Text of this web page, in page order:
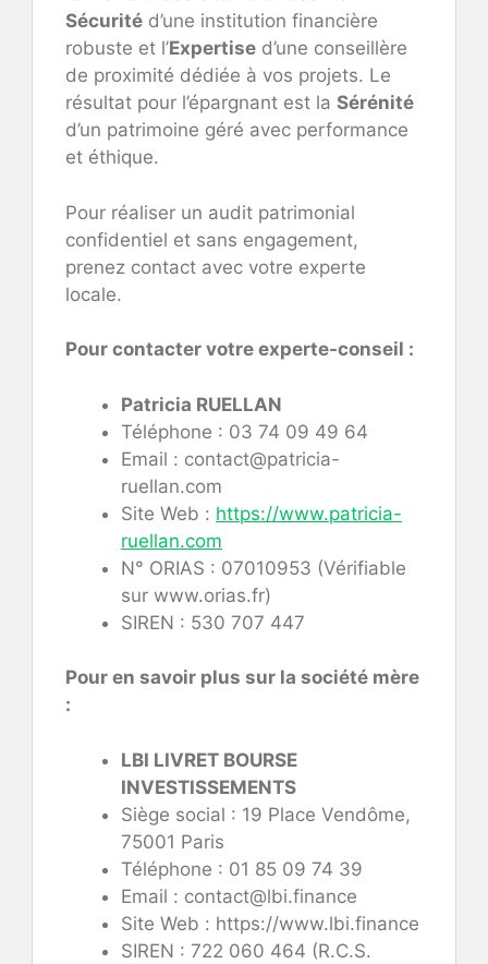
Sécurité d’une institution financière
robuste et l’Expertise d’une conseillère
de proximité dédiée à vos projets. Le
résultat pour l’épargnant est la Sérénité
d’un patrimoine géré avec performance
et éthique.
Pour réaliser un audit patrimonial
confidentiel et sans engagement,
prenez contact avec votre experte
locale.
Pour contacter votre experte-conseil :
Patricia RUELLAN
Téléphone : 03 74 09 49 64
Email : contact@patricia-
ruellan.com
Site Web : https://www.patricia-
ruellan.com
N° ORIAS : 07010953 (Vérifiable
sur www.orias.fr)
SIREN : 530 707 447
Pour en savoir plus sur la société mère
:
LBI LIVRET BOURSE
INVESTISSEMENTS
Siège social : 19 Place Vendôme,
75001 Paris
Téléphone : 01 85 09 74 39
Email : contact@lbi.finance
Site Web : https://www.lbi.finance
SIREN : 722 060 464 (R.C.S.